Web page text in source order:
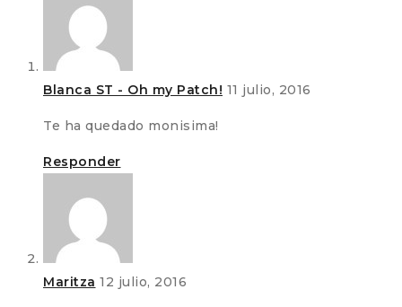
Blanca ST - Oh my Patch! 11 julio, 2016
Te ha quedado monisima!
Responder
Maritza 12 julio, 2016